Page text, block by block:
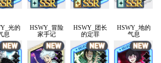
光的
息
HSWY_冒险
家手记
HSWY_团长
的定罪
HSWY_地的
气息